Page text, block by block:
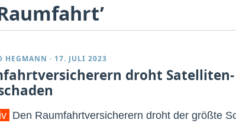
HEGMANN · 17. JULI 2023
droht Satelliten-
Den Raumfahrtversicherern droht der größte